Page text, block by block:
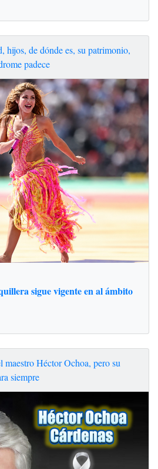
hijos, de dónde es, su patrimonio,
padece
sigue vigente en al ámbito
maestro Héctor Ochoa, pero su
siempre